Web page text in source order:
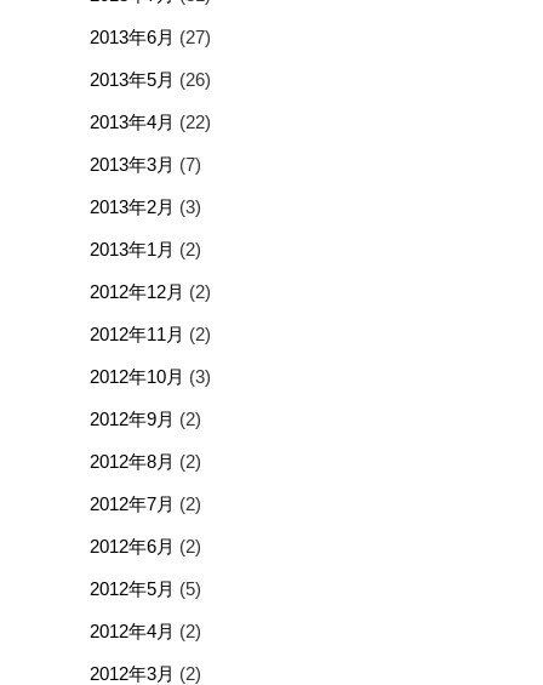
2013年6月 (27)
2013年5月 (26)
2013年4月 (22)
2013年3月 (7)
2013年2月 (3)
2013年1月 (2)
2012年12月 (2)
2012年11月 (2)
2012年10月 (3)
2012年9月 (2)
2012年8月 (2)
2012年7月 (2)
2012年6月 (2)
2012年5月 (5)
2012年4月 (2)
2012年3月 (2)